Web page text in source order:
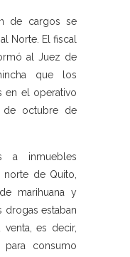
de cargos se
Norte. El fiscal
al Juez de
que los
en el operativo
de octubre de
a inmuebles
norte de Quito,
marihuana y
drogas estaban
venta, es decir,
para consumo